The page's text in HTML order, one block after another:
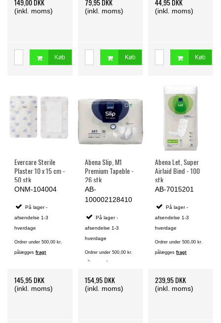
149,00 DKK
(inkl. moms)
Køb
79,95 DKK
(inkl. moms)
Køb
44,95 DKK
(inkl. moms)
Køb
Evercare Sterile
Plaster 10 x 15 cm -
50 stk.
ONM-104004
På lager -
afsendelse 1-3
hverdage
Ordrer under 500,00 kr.
pålæggesfragt
145,95 DKK
(inkl. moms)
Abena Slip, M1
Premium Tapeble -
26 stk.
AB-
100002128410
På lager -
afsendelse 1-3
hverdage
Ordrer under 500,00 kr.
pålægges fragt
154,95 DKK
(inkl. moms)
Abena Let, Super
Airlaid Bind - 100
stk.
AB-7015201
På lager -
afsendelse 1-3
hverdage
Ordrer under 500,00 kr.
pålæggesfragt
239,95 DKK
(inkl. moms)